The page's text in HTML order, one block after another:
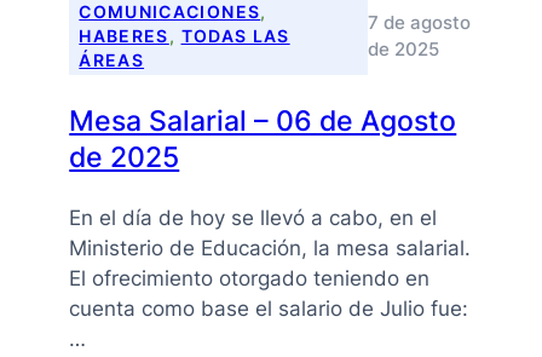
COMUNICACIONES
HABERES, TODAS LAS
ÁREAS
7 de agosto
de 2025
Mesa Salarial – 06 de Agosto
de 2025
En el día de hoy se llevó a cabo, en el
Ministerio de Educación, la mesa salarial.
El ofrecimiento otorgado teniendo en
cuenta como base el salario de Julio fue:
…